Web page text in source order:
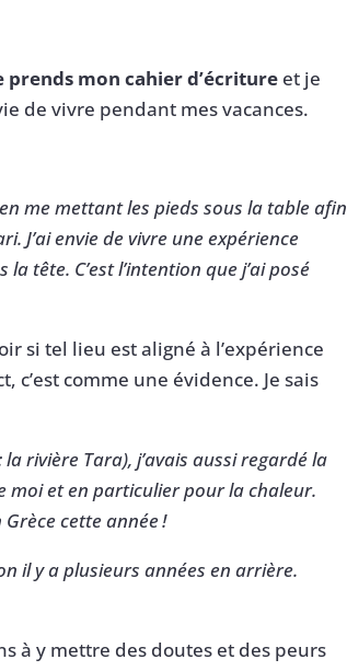
prends mon cahier d’écriture et je
de vivre pendant mes vacances.
me mettant les pieds sous la table afin
J’ai envie de vivre une expérience
tête. C’est l’intention que j’ai posé
si tel lieu est aligné à l’expérience
c’est comme une évidence. Je sais
rivière Tara), j’avais aussi regardé la
moi et en particulier pour la chaleur.
cette année!
il y a plusieurs années en arrière.
à y mettre des doutes et des peurs